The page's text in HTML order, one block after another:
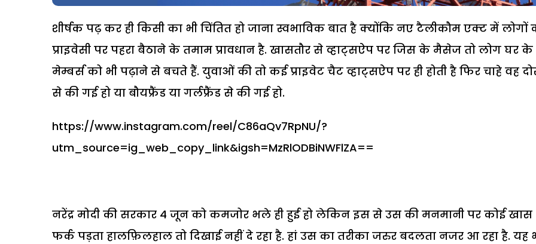
शीर्षक पढ़ कर ही किसी का भी चिंतित हो जाना स्वभाविक बात है क्योंकि नए टैलीकौम एक्ट में लोगों
प्राइवेसी पर पहरा बैठाने के तमाम प्रावधान है. खासतौर से व्हाट्सऐप पर जिस के मैसेज तो लोग घर के
मेम्बर्स को भी पढ़ाने से बचते हैं. युवाओं की तो कई प्राइवेट चैट व्हाट्सऐप पर ही होती है फिर चाहे वह
से की गई हो या बौयफ्रैंड या गर्लफ्रैंड से की गई हो.
https://www.instagram.com/reel/C86aQv7RpNU/?
utm_source=ig_web_copy_link&igsh=MzRlODBiNWFlZA==
नरेंद्र मोदी की सरकार 4 जून को कमजोर भले ही हुई हो लेकिन इस से उस की मनमानी पर कोई खास
फर्क पड़ता हालफ़िलहाल तो दिखाई नहीं दे रहा है. हां उस का तरीका जरुर बदलता नजर आ रहा है. यह